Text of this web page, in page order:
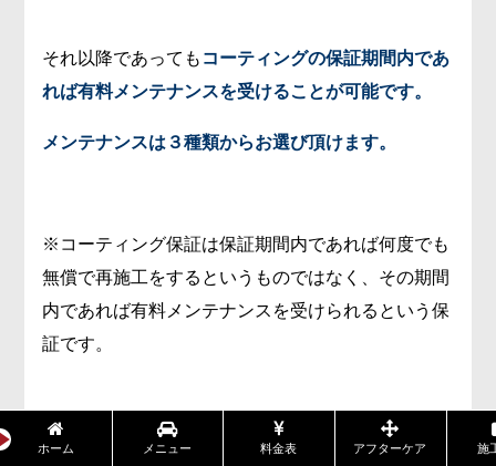
ホーム メニュー 料金表 アフターケア 施
それ以降であっても コーティングの保証期間内であ
れば有料メンテナンスを受けることが可能です。
メンテナンスは３種類からお選び頂けます。
※コーティング保証は保証期間内であれば何度でも
無償で再施工をするというものではなく、その期間
内であれば有料メンテナンスを受けられるという保
証です。
『スーパーメンテナンス』